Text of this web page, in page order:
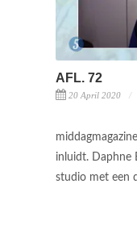
AFL. 72
20 April 2020
inluidt. Daphne
studio met een